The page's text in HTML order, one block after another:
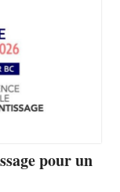
pour un